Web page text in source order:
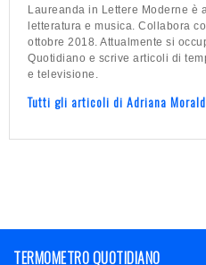
Laureanda in Lettere Moderne è
letteratura e musica. Collabora
ottobre 2018. Attualmente si
Quotidiano e scrive articoli di
e televisione.
Tutti gli articoli di Adriana
TERMOMETRO QUOTIDIANO